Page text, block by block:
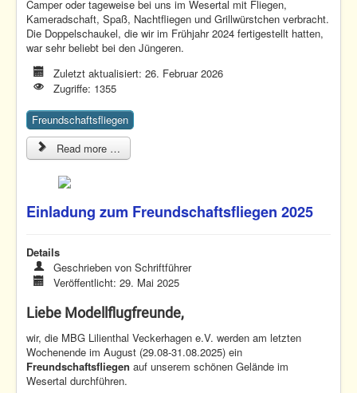
Camper oder tageweise bei uns im Wesertal mit Fliegen,
Kameradschaft, Spaß, Nachtfliegen und Grillwürstchen verbracht.
Die Doppelschaukel, die wir im Frühjahr 2024 fertigestellt hatten,
war sehr beliebt bei den Jüngeren.
Zuletzt aktualisiert: 26. Februar 2026
Zugriffe: 1355
Freundschaftsfliegen
Read more …
Einladung zum Freundschaftsfliegen 2025
Details
Geschrieben vonSchriftführer
Veröffentlicht: 29. Mai 2025
Liebe Modellflugfreunde,
wir, die MBG Lilienthal Veckerhagen e.V. werden am letzten
Wochenende im August (29.08-31.08.2025) ein
Freundschaftsfliegen auf unserem schönen Gelände im
Wesertal durchführen.